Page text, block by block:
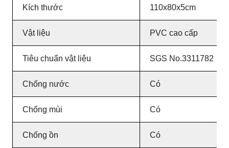
Kích thước 110x80x5cm
Vật liệu PVC cao cấp
Tiêu chuẩn vật liệu SGS No.3311782
Chống nước Có
Chống mùi Có
Chống ồn Có